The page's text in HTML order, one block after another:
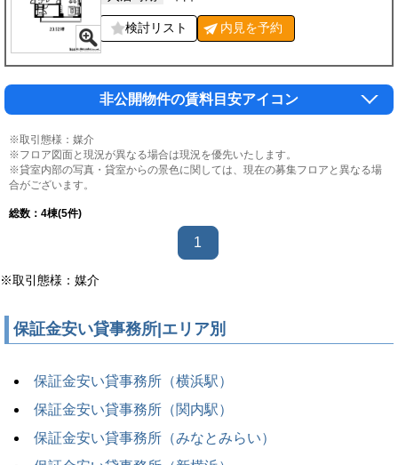
検討リスト 内見を予約
非公開物件の賃料目安アイコン
※取引態様：媒介
※フロア図面と現況が異なる場合は現況を優先いたします。
※貸室内部の写真・貸室からの景色に関しては、現在の募集フロアと異なる場
合がございます。
総数： 4棟(5件)
1
※取引態様：媒介
保証金安い貸事務所|エリア別
保証金安い貸事務所（横浜駅）
保証金安い貸事務所（関内駅）
保証金安い貸事務所（みなとみらい）